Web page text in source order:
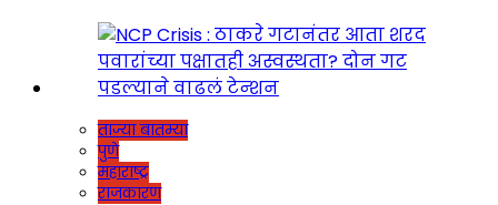
ताज्या बातम्या
पुणे
महाराष्ट्र
राजकारण